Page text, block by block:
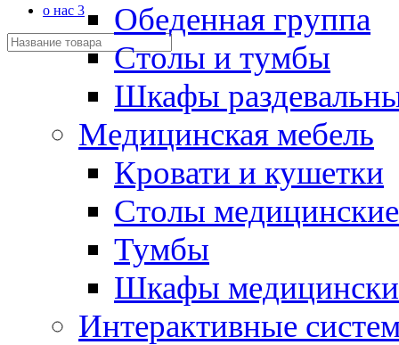
о нас 3
Обеденная группа
Столы и тумбы
Шкафы
Медицинская мебель
Кровати и кушетки
Столы медицинские
Тумбы
Шкафы
Интерактивные